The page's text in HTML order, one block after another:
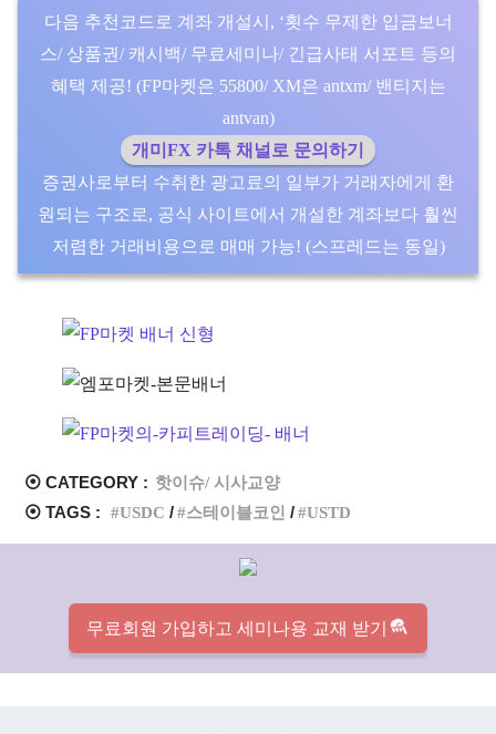
다음 추천코드로 계좌 개설시, ‘횟수 무제한 입금보너
스/ 상품권/ 캐시백/ 무료세미나/ 긴급사태 서포트 등의
혜택 제공! (FP마켓은 55800/ XM은 antxm/ 밴티지는
antvan)
개미FX 카톡 채널로 문의하기
증권사로부터 수취한 광고료의 일부가 거래자에게 환
원되는 구조로, 공식 사이트에서 개설한 계좌보다 훨씬
저렴한 거래비용으로 매매 가능! (스프레드는 동일)
⦿ CATEGORY : 핫이슈/ 시사교양
⦿ TAGS :
USDC 스테이블코인 USTD
무료회원 가입하고 세미나용 교재 받기